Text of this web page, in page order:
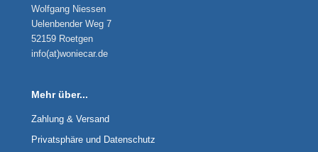
Wolfgang Niessen
Uelenbender Weg 7
52159 Roetgen
info(at)woniecar.de
Mehr über...
Zahlung & Versand
Privatsphäre und Datenschutz